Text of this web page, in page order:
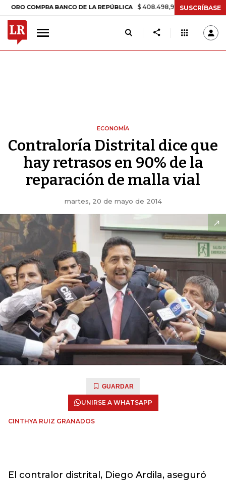
BANCO DE LA REPÚBLICA $ 408.498,97 +$ 8.753,81 +2,19%
SUSCRÍBASE
ECONOMÍA
Contraloría Distrital dice que
hay retrasos en 90% de la
reparación de malla vial
martes, 20 de mayo de 2014
GUARDAR
UNIRSE A WHATSAPP
CINTHYA RUIZ GRANADOS
El contralor distrital, Diego Ardila, aseguró